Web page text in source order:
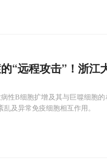
“远程攻击”！浙江
性B细胞扩增及其与巨噬细胞
及异常免疫细胞相互作用。